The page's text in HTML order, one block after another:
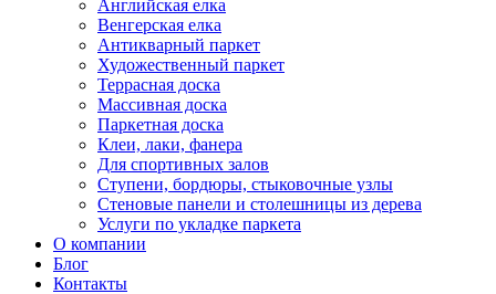
Английская елка
Венгерская елка
Антикварный паркет
Художественный паркет
Террасная доска
Массивная доска
Паркетная доска
Клеи, лаки, фанера
Для спортивных залов
Ступени, бордюры, стыковочные узлы
Стеновые панели и столешницы из дерева
Услуги по укладке паркета
О компании
Блог
Контакты